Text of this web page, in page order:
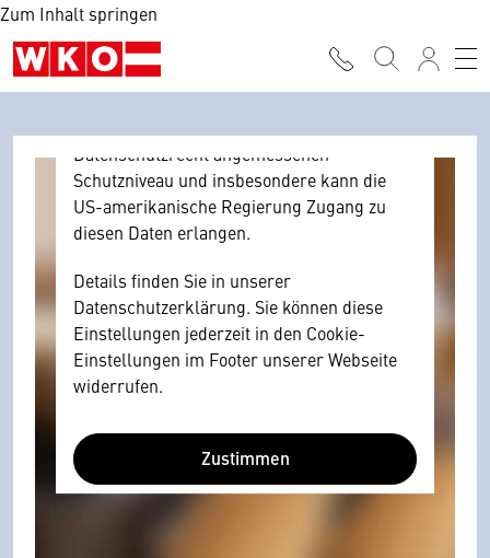
Zum Inhalt springen
Browser personenbezogene technische
Daten zu Geräten und Nutzerverhalten
mitunter mit US-amerikanischen Anbietern
Datenschutzrecht angemessenen
Schutzniveau und insbesondere kann die
US-amerikanische Regierung Zugang zu
diesen Daten erlangen.
Details finden Sie in unserer
Datenschutzerklärung. Sie können diese
Einstellungen jederzeit in den Cookie-
Einstellungen im Footer unserer Webseite
widerrufen.
Zustimmen